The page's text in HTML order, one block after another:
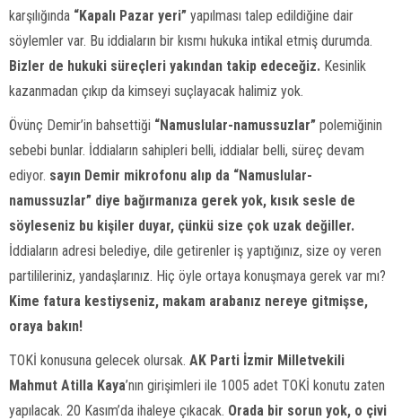
karşılığında “Kapalı Pazar yeri” yapılması talep edildiğine dair
söylemler var. Bu iddiaların bir kısmı hukuka intikal etmiş durumda.
Bizler de hukuki süreçleri yakından takip edeceğiz. Kesinlik
kazanmadan çıkıp da kimseyi suçlayacak halimiz yok.
Övünç Demir’in bahsettiği “Namuslular-namussuzlar” polemiğinin
sebebi bunlar. İddiaların sahipleri belli, iddialar belli, süreç devam
ediyor. sayın Demir mikrofonu alıp da “Namuslular-
namussuzlar” diye bağırmanıza gerek yok, kısık sesle de
söyleseniz bu kişiler duyar, çünkü size çok uzak değiller.
İddiaların adresi belediye, dile getirenler iş yaptığınız, size oy veren
partilileriniz, yandaşlarınız. Hiç öyle ortaya konuşmaya gerek var mı?
Kime fatura kestiyseniz, makam arabanız nereye gitmişse,
oraya bakın!
TOKİ konusuna gelecek olursak. AK Parti İzmir Milletvekili
Mahmut Atilla Kaya’nın girişimleri ile 1005 adet TOKİ konutu zaten
yapılacak. 20 Kasım’da ihaleye çıkacak. Orada bir sorun yok, o çivi